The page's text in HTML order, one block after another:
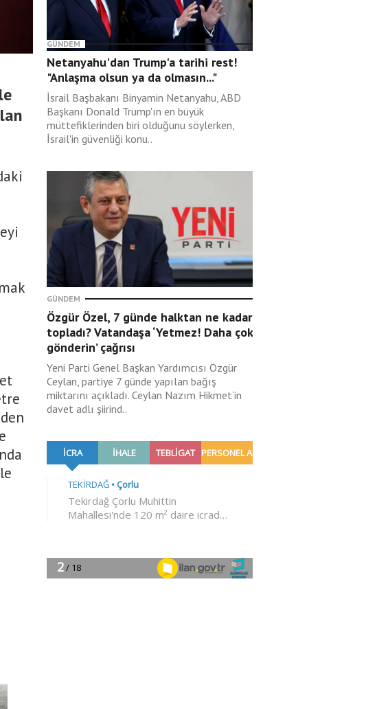
GÜNDEM
Netanyahu'dan Trump'a tarihi rest!
"Anlaşma olsun ya da olmasın..."
İsrail Başbakanı Binyamin Netanyahu, ABD
Başkanı Donald Trump'ın en büyük
müttefiklerinden biri olduğunu söylerken,
İsrail'in güvenliği konu..
GÜNDEM
Özgür Özel, 7 günde halktan ne kadar
topladı? Vatandaşa ‘Yetmez! Daha çok
gönderin’ çağrısı
Yeni Parti Genel Başkan Yardımcısı Özgür
Ceylan, partiye 7 günde yapılan bağış
miktarını açıkladı. Ceylan Nazım Hikmet’in
davet adlı şiirind..